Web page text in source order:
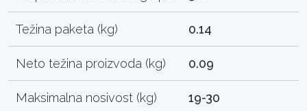
Težina paketa (kg) 0.14
Neto težina proizvoda (kg) 0.09
Maksimalna nosivost (kg) 19-30